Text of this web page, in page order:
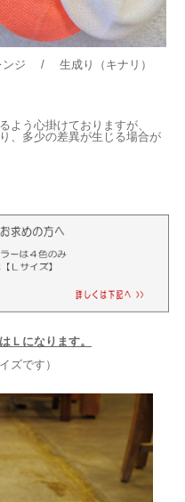
/ 生成り（キナリ）
よう心掛けておりますが、
、多少の差異が生じる場合が
Ｌになります。
ズです）